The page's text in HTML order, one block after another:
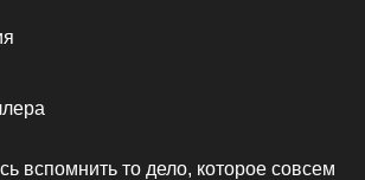
вспомнить то дело, которое совсем